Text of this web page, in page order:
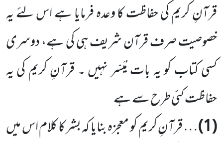
قرآنِ کریم کی حفاظت کا وعدہ فرمایا ہے اس لئے یہ
خصوصیت صرف قرآن شریف ہی کی ہے، دوسری
کسی کتاب کو یہ بات مُیَسّر نہیں ۔ قرآنِ کریم کی یہ
حفاظت کئی طرح سے ہے
(1) … قرآنِ کریم کو معجزہ بنایا کہ بشر کا کلام اس میں